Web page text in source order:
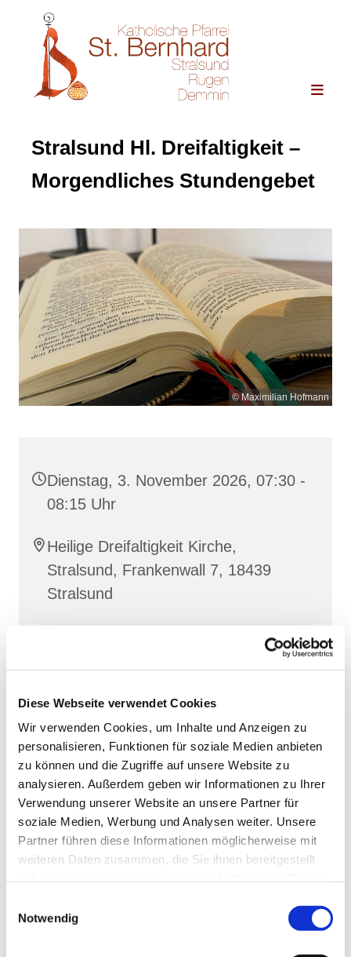
Diese Webseite verwendet Cookies
Wir verwenden Cookies, um Inhalte und Anzeigen zu
personalisieren, Funktionen für soziale Medien anbieten
zu können und die Zugriffe auf unsere Website zu
analysieren. Außerdem geben wir Informationen zu Ihrer
Verwendung unserer Website an unsere Partner für
soziale Medien, Werbung und Analysen weiter. Unsere
Partner führen diese Informationen möglicherweise mit
weiteren Daten zusammen, die Sie ihnen bereitgestellt
Notwendig
Stralsund Hl. Dreifaltigkeit –
Morgendliches Stundengebet
© Maximilian Hofmann
Dienstag, 3. November 2026, 07:30 -
08:15 Uhr
Heilige Dreifaltigkeit Kirche,
Stralsund, Frankenwall 7, 18439
Stralsund
Lesehore
und die Laudes
. Dazu hören wir das
stiller Meditation.
ZumMitbetenempfehlen wirstundengebet.de
das auch als kostenloseAndroid- undiOS-App
zur Verfügung steht.